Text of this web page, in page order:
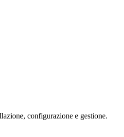
configurazione e gestione.